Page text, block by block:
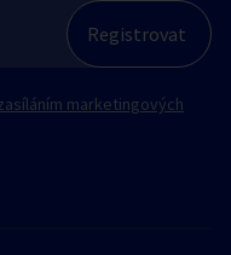
marketingových